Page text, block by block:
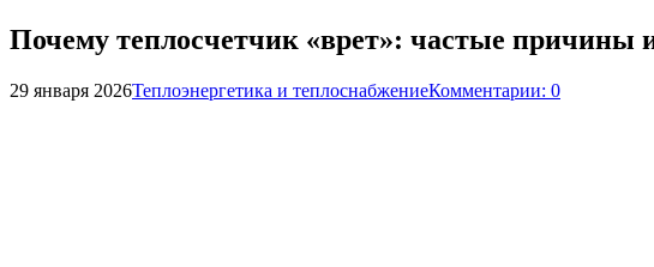
Почему теплосчетчик «врет»: частые причины
29 января 2026Теплоэнергетика и теплоснабжениеКомментарии: 0